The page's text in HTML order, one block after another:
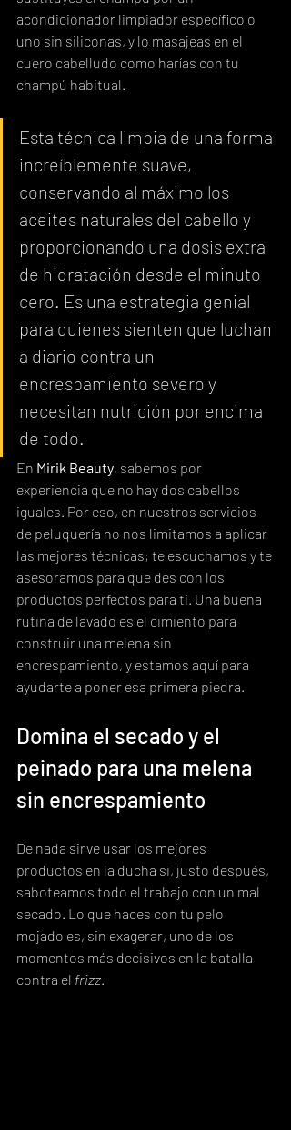
acondicionador limpiador específico o
uno sin siliconas, y lo masajeas en el
cuero cabelludo como harías con tu
champú habitual.
Esta técnica limpia de una forma
increíblemente suave,
conservando al máximo los
aceites naturales del cabello y
proporcionando una dosis extra
de hidratación desde el minuto
cero. Es una estrategia genial
para quienes sienten que luchan
a diario contra un
encrespamiento severo y
necesitan nutrición por encima
de todo.
En Mirik Beauty, sabemos por
experiencia que no hay dos cabellos
iguales. Por eso, en nuestros servicios
de peluquería no nos limitamos a aplicar
las mejores técnicas; te escuchamos y te
asesoramos para que des con los
productos perfectos para ti. Una buena
rutina de lavado es el cimiento para
construir una melena sin
encrespamiento, y estamos aquí para
ayudarte a poner esa primera piedra.
Domina el secado y el
peinado para una melena
sin encrespamiento
De nada sirve usar los mejores
productos en la ducha si, justo después,
saboteamos todo el trabajo con un mal
secado. Lo que haces con tu pelo
mojado es, sin exagerar, uno de los
momentos más decisivos en la batalla
contra el frizz